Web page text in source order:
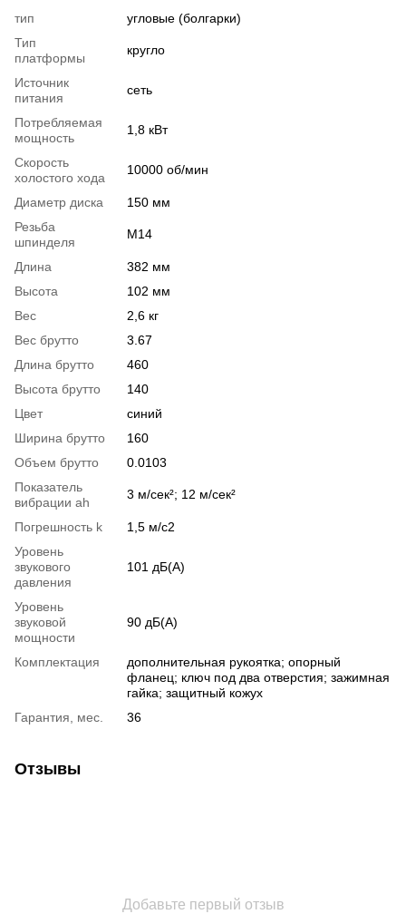
тип
угловые (болгарки)
Тип
платформы
кругло
Источник
питания
сеть
Потребляемая
мощность
1,8 кВт
Скорость
холостого хода
10000 об/мин
Диаметр диска
150 мм
Резьба
шпинделя
M14
Длина
382 мм
Высота
102 мм
Вес
2,6 кг
Вес брутто
3.67
Длина брутто
460
Высота брутто
140
Цвет
синий
Ширина брутто
160
Объем брутто
0.0103
Показатель
вибрации ah
3 м/сек²; 12 м/сек²
Погрешность k
1,5 м/с2
Уровень
звукового
давления
101 дБ(А)
Уровень
звуковой
мощности
90 дБ(А)
Комплектация
дополнительная рукоятка; опорный
фланец; ключ под два отверстия; зажимная
гайка; защитный кожух
Гарантия, мес.
36
Отзывы
Добавьте первый отзыв